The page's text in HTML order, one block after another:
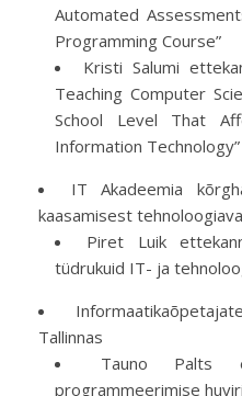
Automated
Programming Course”
Kristi Salumi
Teaching Computer
School Level That
Information Technology”
IT Akadeemia
kaasamisest
Piret Luik
tüdrukuid IT- ja
Tallinnas
Tauno Palts
programmeerimise